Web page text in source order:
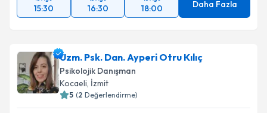
15:30 16:30 18:00 Daha Fazla
Uzm. Psk. Dan. Ayperi Otru Kılıç
Psikolojik Danışman
Kocaeli, İzmit
5 (2 Değerlendirme)